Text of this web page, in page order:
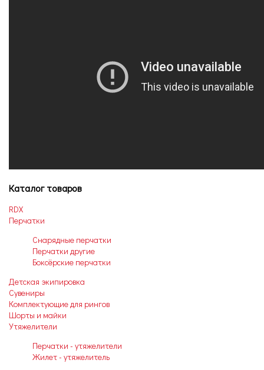
Каталог товаров
RDX
Перчатки
Снарядные перчатки
Перчатки другие
Боксёрские перчатки
Детская экипировка
Сувениры
Комплектующие для рингов
Шорты и майки
Утяжелители
Перчатки - утяжелители
Жилет - утяжелитель